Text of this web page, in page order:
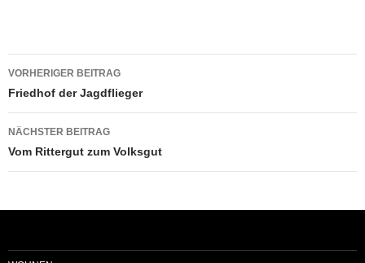
Beitrags-
Navigation
VORHERIGER BEITRAG
Friedhof der Jagdflieger
NÄCHSTER BEITRAG
Vom Rittergut zum Volksgut